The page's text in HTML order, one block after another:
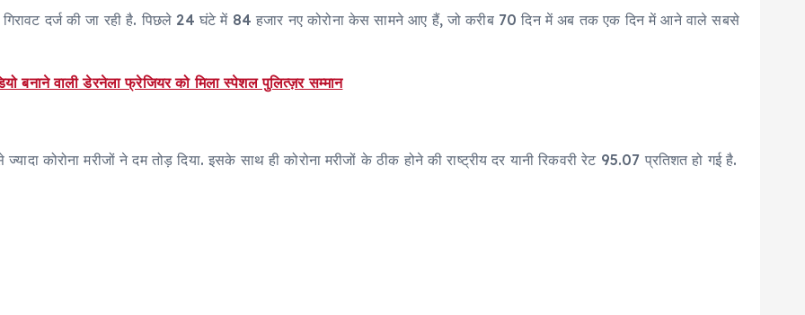
गिरावट दर्ज की जा रही है. पिछले 24 घंटे में 84 हजार नए कोरोना केस सामने आए हैं, जो करीब 70 दिन में अब तक एक दिन में आने वाले सबसे
बनाने वाली डेरनेला फ्रेजियर को मिला स्पेशल पुलित्ज़र सम्मान
कोरोना मरीजों ने दम तोड़ दिया. इसके साथ ही कोरोना मरीजों के ठीक होने की राष्ट्रीय दर यानी रिकवरी रेट 95.07 प्रतिशत हो गई है.